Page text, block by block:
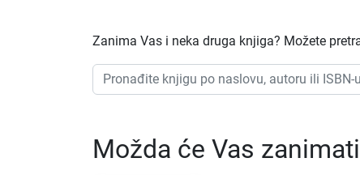
Zanima Vas i neka druga knjiga? Možete
Možda će Vas